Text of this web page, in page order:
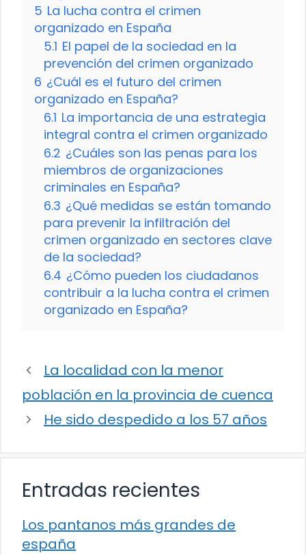
5 La lucha contra el crimen
organizado en España
5.1 El papel de la sociedad en la
prevención del crimen organizado
6 ¿Cuál es el futuro del crimen
organizado en España?
6.1 La importancia de una estrategia
integral contra el crimen organizado
6.2 ¿Cuáles son las penas para los
miembros de organizaciones
criminales en España?
6.3 ¿Qué medidas se están tomando
para prevenir la infiltración del
crimen organizado en sectores clave
de la sociedad?
6.4 ¿Cómo pueden los ciudadanos
contribuir a la lucha contra el crimen
organizado en España?
La localidad con la menor
población en la provincia de cuenca
He sido despedido a los 57 años
Entradas recientes
Los pantanos más grandes de
españa